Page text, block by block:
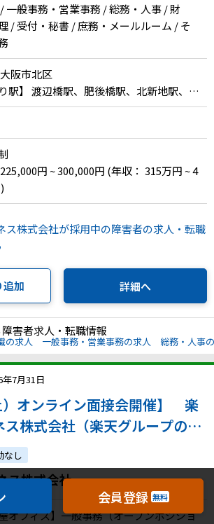
一般事務・営業事務 / 総務・人事 / 財
/ 受付・秘書 / 庶務・メールルーム / そ
阪市北区
橋駅、北新地駅、淀
大阪駅
円 ~ 300,000円 (年収： 315万円 ~ 4
ス株式会社が採用中の障害者の求人・転職
追加 詳細へ
害者求人・転職情報
の求人 一般事務・営業事務の求人 総務・人事
7月31日
）オンライン面接会開催】 楽
ス株式会社（楽天グループの特
有無にかかわらずチャレンジ
なし
ス株式会社
オフィス】一般事務（オープンポジショ
会員登録 無料